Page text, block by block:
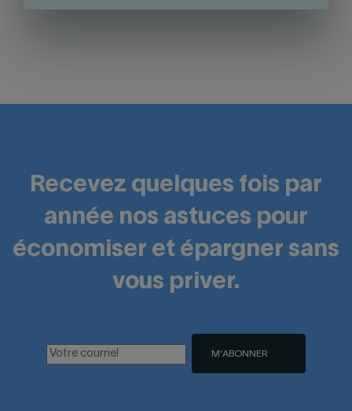
Recevez quelques fois par
année nos astuces pour
économiser et épargner sans
vous priver.
M'ABONNER